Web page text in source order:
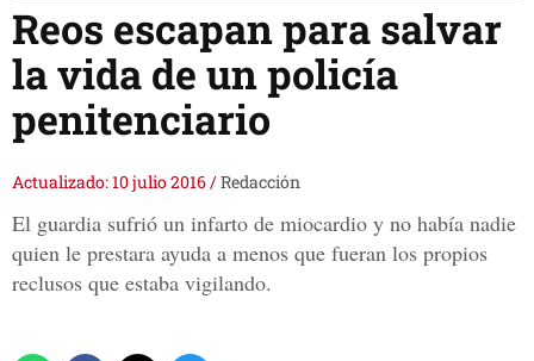
Reos escapan para salvar
la vida de un policía
penitenciario
Actualizado: 10 julio 2016/Redacción
El guardia sufrió un infarto de miocardio y no había nadie
quien le prestara ayuda a menos que fueran los propios
reclusos que estaba vigilando.